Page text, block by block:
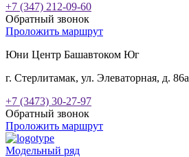
+7 (347) 212-09-60
Обратный звонок
Проложить маршрут
Юни Центр Башавтоком Юг
г. Стерлитамак, ул. Элеваторная, д. 86а
+7 (3473) 30-27-97
Обратный звонок
Проложить маршрут
Модельный ряд